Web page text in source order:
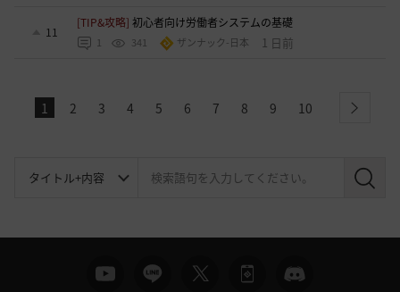
11
[TIP&攻略]初心者向け労働者システムの基礎
1 341 ザンナック-日本 1 日前
1 2 3 4 5 6 7 8 9 10 next
検